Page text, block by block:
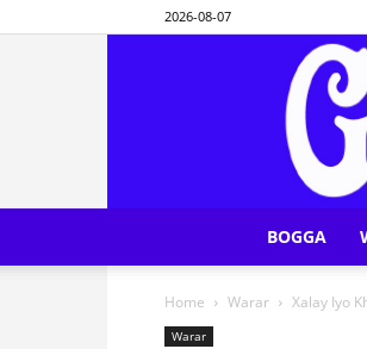
2026-08-07
BOGGA
Home Warar Xalay Iyo
Warar